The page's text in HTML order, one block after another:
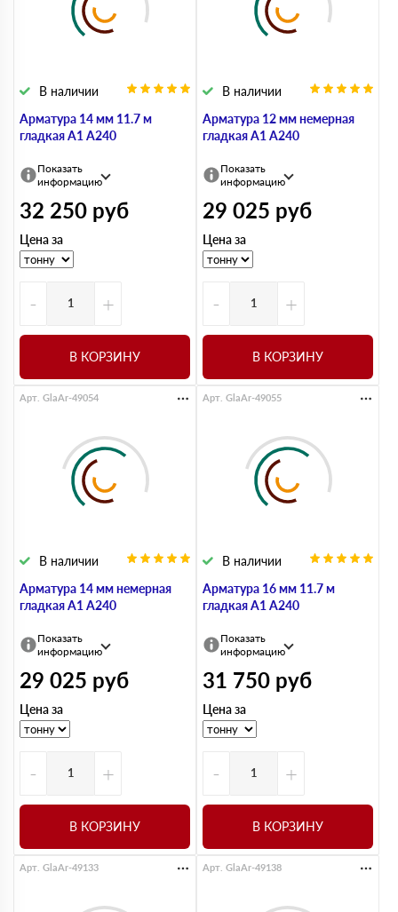
Арматура 14 мм 11.7 м
гладкая А1 А240
В наличии
Показать
информацию
32 250 руб
Цена за
- +
В КОРЗИНУ
Арматура 12 мм немерная
гладкая А1 А240
В наличии
Показать
информацию
29 025 руб
Цена за
- +
В КОРЗИНУ
Арматура 14 мм немерная
гладкая А1 А240
В наличии
Арт. GlaAr-49054
Показать
информацию
29 025 руб
Цена за
- +
В КОРЗИНУ
Арматура 16 мм 11.7 м
гладкая А1 А240
В наличии
Арт. GlaAr-49055
Показать
информацию
31 750 руб
Цена за
- +
В КОРЗИНУ
Арт. GlaAr-49133 Арт. GlaAr-49138